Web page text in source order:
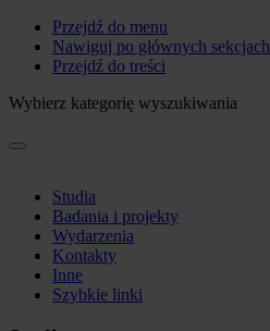
Przejdź do menu
Nawiguj po głównych sekcjach
Przejdź do treści
Wybierz kategorię wyszukiwania
Studia
Badania i projekty
Wydarzenia
Kontakty
Inne
Szybkie linki